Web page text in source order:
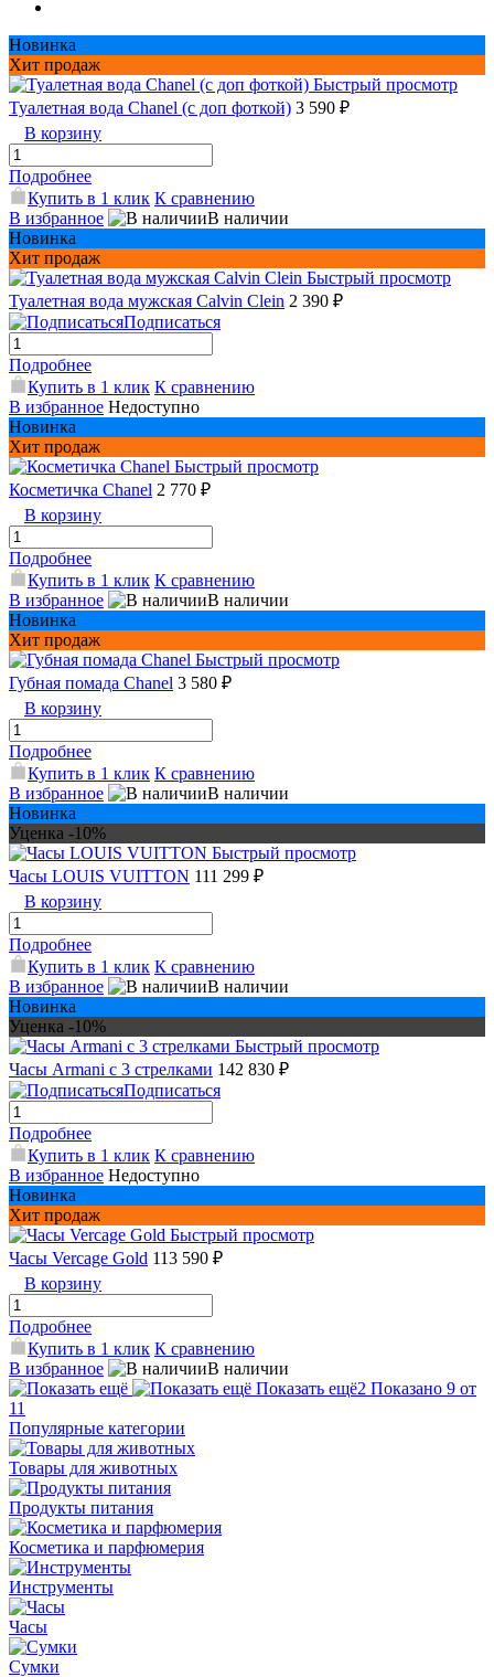
Новинка
Хит продаж
Быстрый просмотр
Туалетная вода Chanel (с доп фоткой) 3 590 ₽
В корзину
Подробнее
Купить в 1 клик К сравнению
В избранное
В наличии
Новинка
Хит продаж
Быстрый просмотр
Туалетная вода мужская Сalvin Сlein 2 390 ₽
Подписаться
Подробнее
Купить в 1 клик К сравнению
В избранное Недоступно
Новинка
Хит продаж
Быстрый просмотр
Косметичка Chanel 2 770 ₽
В корзину
Подробнее
Купить в 1 клик К сравнению
В избранное
В наличии
Новинка
Хит продаж
Быстрый просмотр
Губная помада Chanel 3 580 ₽
В корзину
Подробнее
Купить в 1 клик К сравнению
В избранное
В наличии
Новинка
Уценка -10%
Быстрый просмотр
Часы LOUIS VUITTON 111 299 ₽
В корзину
Подробнее
Купить в 1 клик К сравнению
В избранное
В наличии
Новинка
Уценка -10%
Быстрый просмотр
Часы Armani с 3 стрелками 142 830 ₽
Подписаться
Подробнее
Купить в 1 клик К сравнению
В избранное Недоступно
Новинка
Хит продаж
Быстрый просмотр
Часы Vercage Gold 113 590 ₽
В корзину
Подробнее
Купить в 1 клик К сравнению
В избранное
В наличии
Показать ещё2 Показано 9 от
11
Популярные категории
Товары для животных
Продукты питания
Косметика и парфюмерия
Инструменты
Часы
Сумки